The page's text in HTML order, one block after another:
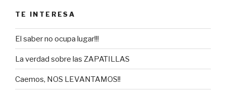
TE INTERESA
El saber no ocupa lugar!!!
La verdad sobre las ZAPATILLAS
Caemos, NOS LEVANTAMOS!!